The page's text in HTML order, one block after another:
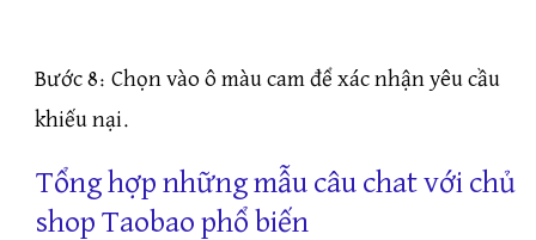
Bước 8: Chọn vào ô màu cam để xác nhận yêu cầu
khiếu nại.
Tổng hợp những mẫu câu chat với chủ
shop Taobao phổ biến